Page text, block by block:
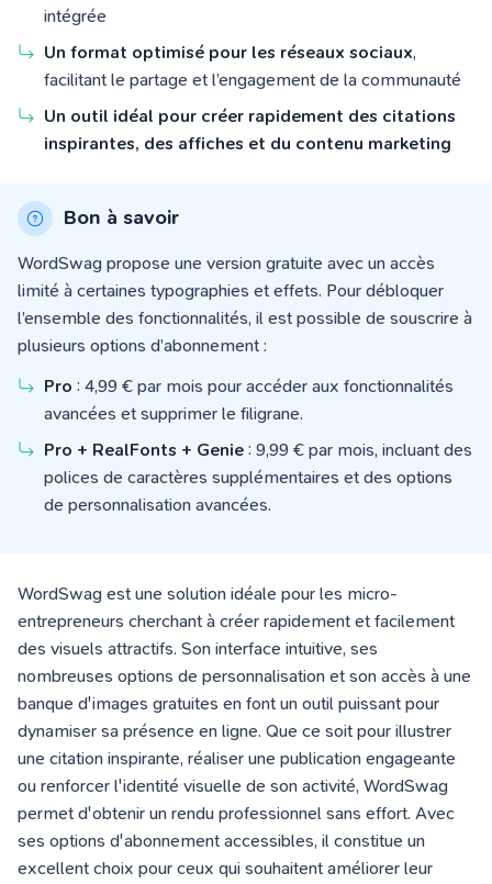
intégrée
Un format optimisé pour les réseaux sociaux,
facilitant le partage et l’engagement de la communauté
Un outil idéal pour créer rapidement des citations
inspirantes, des affiches et du contenu marketing
Bon à savoir
WordSwag propose une version gratuite avec un accès
limité à certaines typographies et effets. Pour débloquer
l’ensemble des fonctionnalités, il est possible de souscrire à
plusieurs options d’abonnement :
Pro : 4,99 € par mois pour accéder aux fonctionnalités
avancées et supprimer le filigrane.
Pro + RealFonts + Genie : 9,99 € par mois, incluant des
polices de caractères supplémentaires et des options
de personnalisation avancées.
WordSwag est une solution idéale pour les micro-
entrepreneurs cherchant à créer rapidement et facilement
des visuels attractifs. Son interface intuitive, ses
nombreuses options de personnalisation et son accès à une
banque d'images gratuites en font un outil puissant pour
dynamiser sa présence en ligne. Que ce soit pour illustrer
une citation inspirante, réaliser une publication engageante
ou renforcer l'identité visuelle de son activité, WordSwag
permet d'obtenir un rendu professionnel sans effort. Avec
ses options d'abonnement accessibles, il constitue un
excellent choix pour ceux qui souhaitent améliorer leur